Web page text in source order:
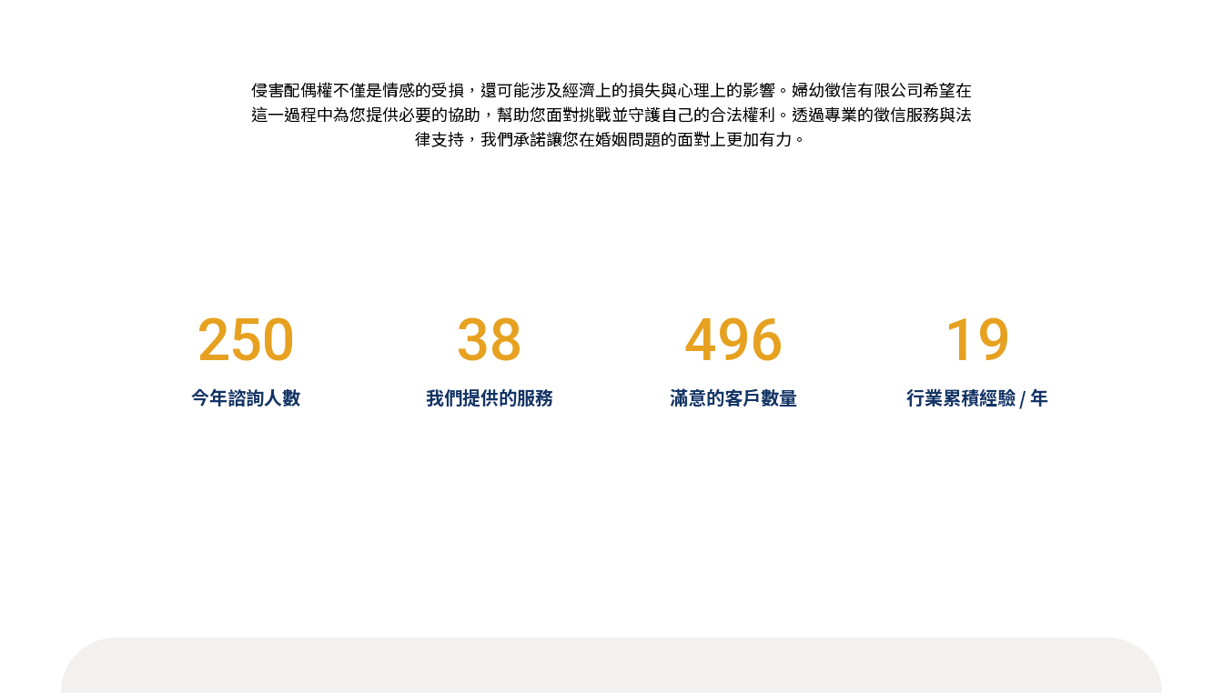
侵害配偶權不僅是情感的受損，還可能涉及經濟上的損失與心理上的影響。婦幼徵信有限公司希望在
這一過程中為您提供必要的協助，幫助您面對挑戰並守護自己的合法權利。透過專業的徵信服務與法
律支持，我們承諾讓您在婚姻問題的面對上更加有力。
250
今年諮詢人數
38
我們提供的服務
496
滿意的客戶數量
19
行業累積經驗 / 年